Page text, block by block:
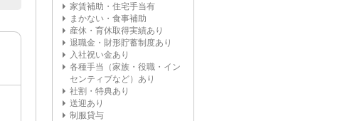
家賃補助・住宅手当有
まかない・食事補助
産休・育休取得実績あり
退職金・財形貯蓄制度あり
入社祝い金あり
各種手当（家族・役職・イン
センティブなど）あり
社割・特典あり
送迎あり
制服貸与